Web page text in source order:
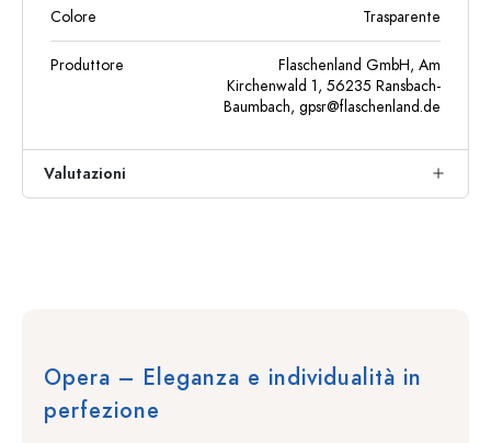
Colore Trasparente
Produttore
Flaschenland GmbH, Am
Kirchenwald 1, 56235 Ransbach-
Baumbach, gpsr@flaschenland.de
Valutazioni
Opera – Eleganza e individualità in
perfezione